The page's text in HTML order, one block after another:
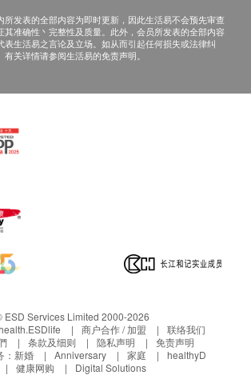
减慢时应更换滤芯，建议每6至9个月
亦视乎用水量及水质而异，滤芯最长
个月。
所发表的全部内容为即时更新，因此生活易不会预先审查
其准确性丶完整性及质量。此外，会员所发表的全部内容
表生活易之言论及立场。如从而引起任何损失或法律纠
关详情请参阅生活易的免责声明。
ESD Services Limited 2000-2026
商户合作 / 加盟
联络我们
条款及细则 隐私声明
免责声明
新婚 Anniversary 家庭
healthyD
健康网购
Digital Solutions